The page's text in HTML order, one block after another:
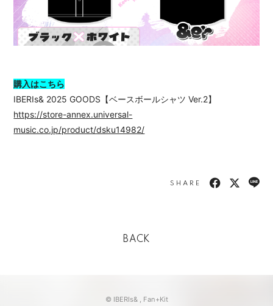
購入はこちら
IBERIs& 2025 GOODS【ベースボールシャツ Ver.2】
https://store-annex.universal-
music.co.jp/product/dsku14982/
SHARE
BACK
© IBERIs& , Fan+Kit